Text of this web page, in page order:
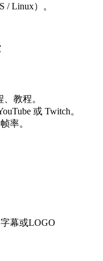
/ Linux）。
教程。
或 Twitch。
率。
幕或LOGO